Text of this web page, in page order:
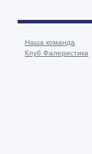
Наша команда
Клуб Фалеристика